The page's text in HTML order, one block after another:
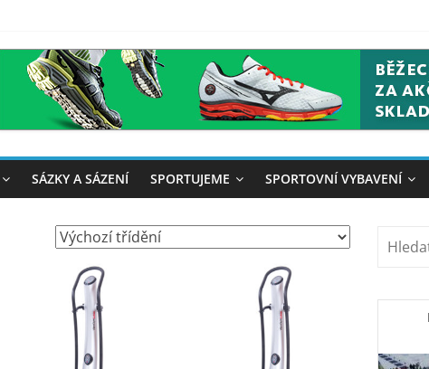
SÁZKY A SÁZENÍ SPORTUJEME SPORTOVNÍ VYBAVENÍ